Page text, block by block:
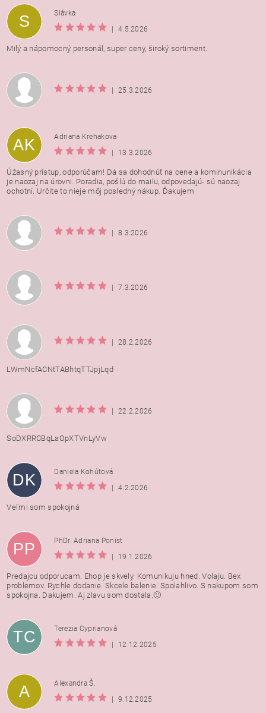
Vložením hodnotenie súhlasíte s
osobných údajov
S
Slávka
|
4.5.2026
Milý a nápomocný personál, super ceny, široký sortiment.
| 25.3.2026
AK
Adriana Krehakova
|
13.3.2026
Úžasný prístup, odporúčam! Dá sa dohodnúť na cene a kominunikácia
je naozaj na úrovni. Poradia, pošlú do mailu, odpovedajú- sú naozaj
ochotní. Určite to nieje môj posledný nákup. Ďakujem
| 8.3.2026
| 7.3.2026
| 28.2.2026
LWmNcfACNtTABhtqTTJpjLqd
| 22.2.2026
SoDXRRCBqLaOpXTVnLyVw
DK
Daniela Kohútová
|
4.2.2026
Veľmi som spokojná
PP
PhDr. Adriana Ponist
|
19.1.2026
Predajcu odporucam. Ehop je skvely. Komunikuju hned. Volaju. Bex
problemov. Rychle dodanie. Skcele balenie. Spolahlivo. S nakupom som
spokojna. Dakujem. Aj zlavu som dostala.🙂
TC
Terezia Cyprianová
|
12.12.2025
A
Alexandra Š.
|
9.12.2025